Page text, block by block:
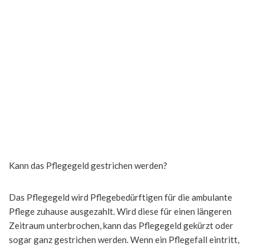
Kann das Pflegegeld gestrichen werden?
Das Pflegegeld wird Pflegebedürftigen für die ambulante
Pflege zuhause ausgezahlt. Wird diese für einen längeren
Zeitraum unterbrochen, kann das Pflegegeld gekürzt oder
sogar ganz gestrichen werden. Wenn ein Pflegefall eintritt,